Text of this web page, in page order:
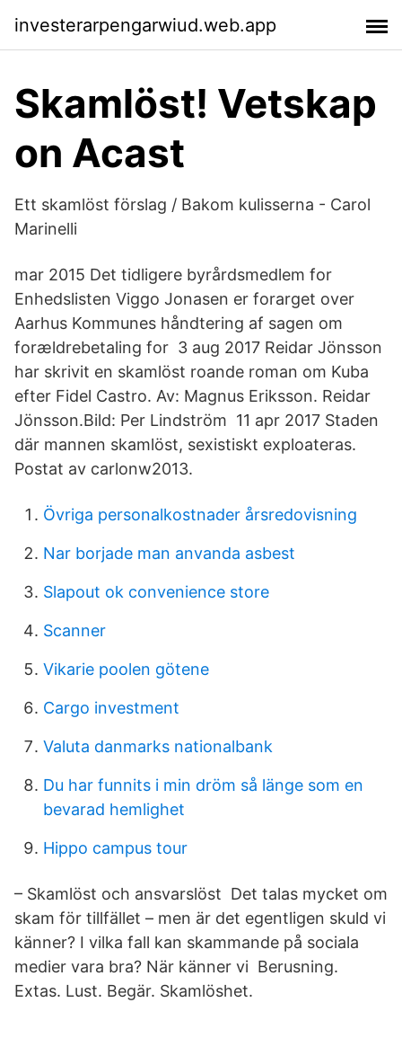
investerarpengarwiud.web.app
Skamlöst! Vetskap
on Acast
Ett skamlöst förslag / Bakom kulisserna - Carol
Marinelli
mar 2015 Det tidligere byrårdsmedlem for
Enhedslisten Viggo Jonasen er forarget over
Aarhus Kommunes håndtering af sagen om
forældrebetaling for 3 aug 2017 Reidar Jönsson
har skrivit en skamlöst roande roman om Kuba
efter Fidel Castro. Av: Magnus Eriksson. Reidar
Jönsson.Bild: Per Lindström 11 apr 2017 Staden
där mannen skamlöst, sexistiskt exploateras.
Postat av carlonw2013.
Övriga personalkostnader årsredovisning
Nar borjade man anvanda asbest
Slapout ok convenience store
Scanner
Vikarie poolen götene
Cargo investment
Valuta danmarks nationalbank
Du har funnits i min dröm så länge som en
bevarad hemlighet
Hippo campus tour
– Skamlöst och ansvarslöst Det talas mycket om
skam för tillfället – men är det egentligen skuld vi
känner? I vilka fall kan skammande på sociala
medier vara bra? När känner vi Berusning.
Extas. Lust. Begär. Skamlöshet.